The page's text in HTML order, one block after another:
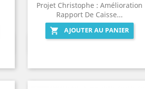
Projet Christophe : Amélioration
Rapport De Caisse...

AJOUTER AU PANIER